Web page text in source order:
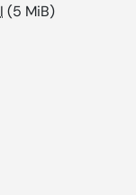
(5 MiB)